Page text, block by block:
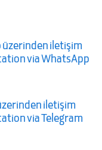
iletişim
via WhatsApp
iletişim
via Telegram